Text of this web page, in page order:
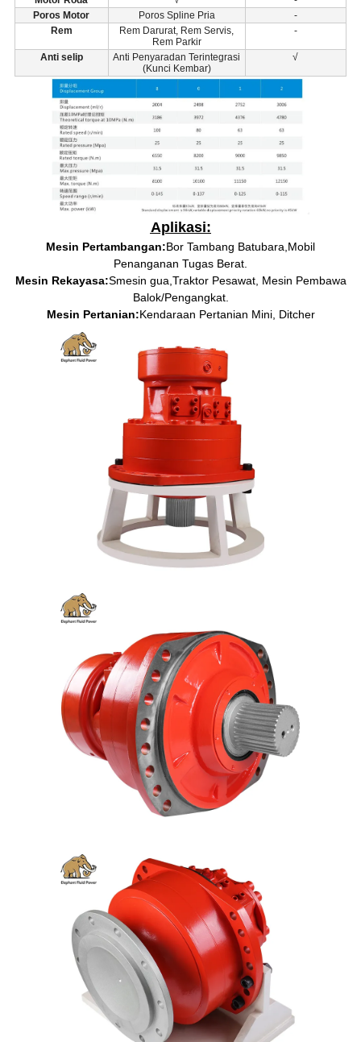
Poros Motor
Poros Spline Pria
-
Rem
Rem Darurat, Rem Servis,
Rem Parkir
-
Anti selip
Anti Penyaradan Terintegrasi
(Kunci Kembar)
√
Aplikasi:
Mesin Pertambangan:Bor Tambang Batubara Mobil
Penanganan Tugas Berat.
Mesin Rekayasa:Smesin gua, Traktor Pesawat, Mesin Pembawa
Balok/Pengangkat.
Mesin Pertanian:Kendaraan Pertanian Mini, Ditcher